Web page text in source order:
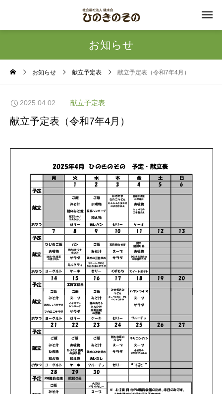
お知らせ
お知らせ 献立予定表 献立予定表（令和7年4月）
2025.04.02 献立予定表
献立予定表（令和7年4月）